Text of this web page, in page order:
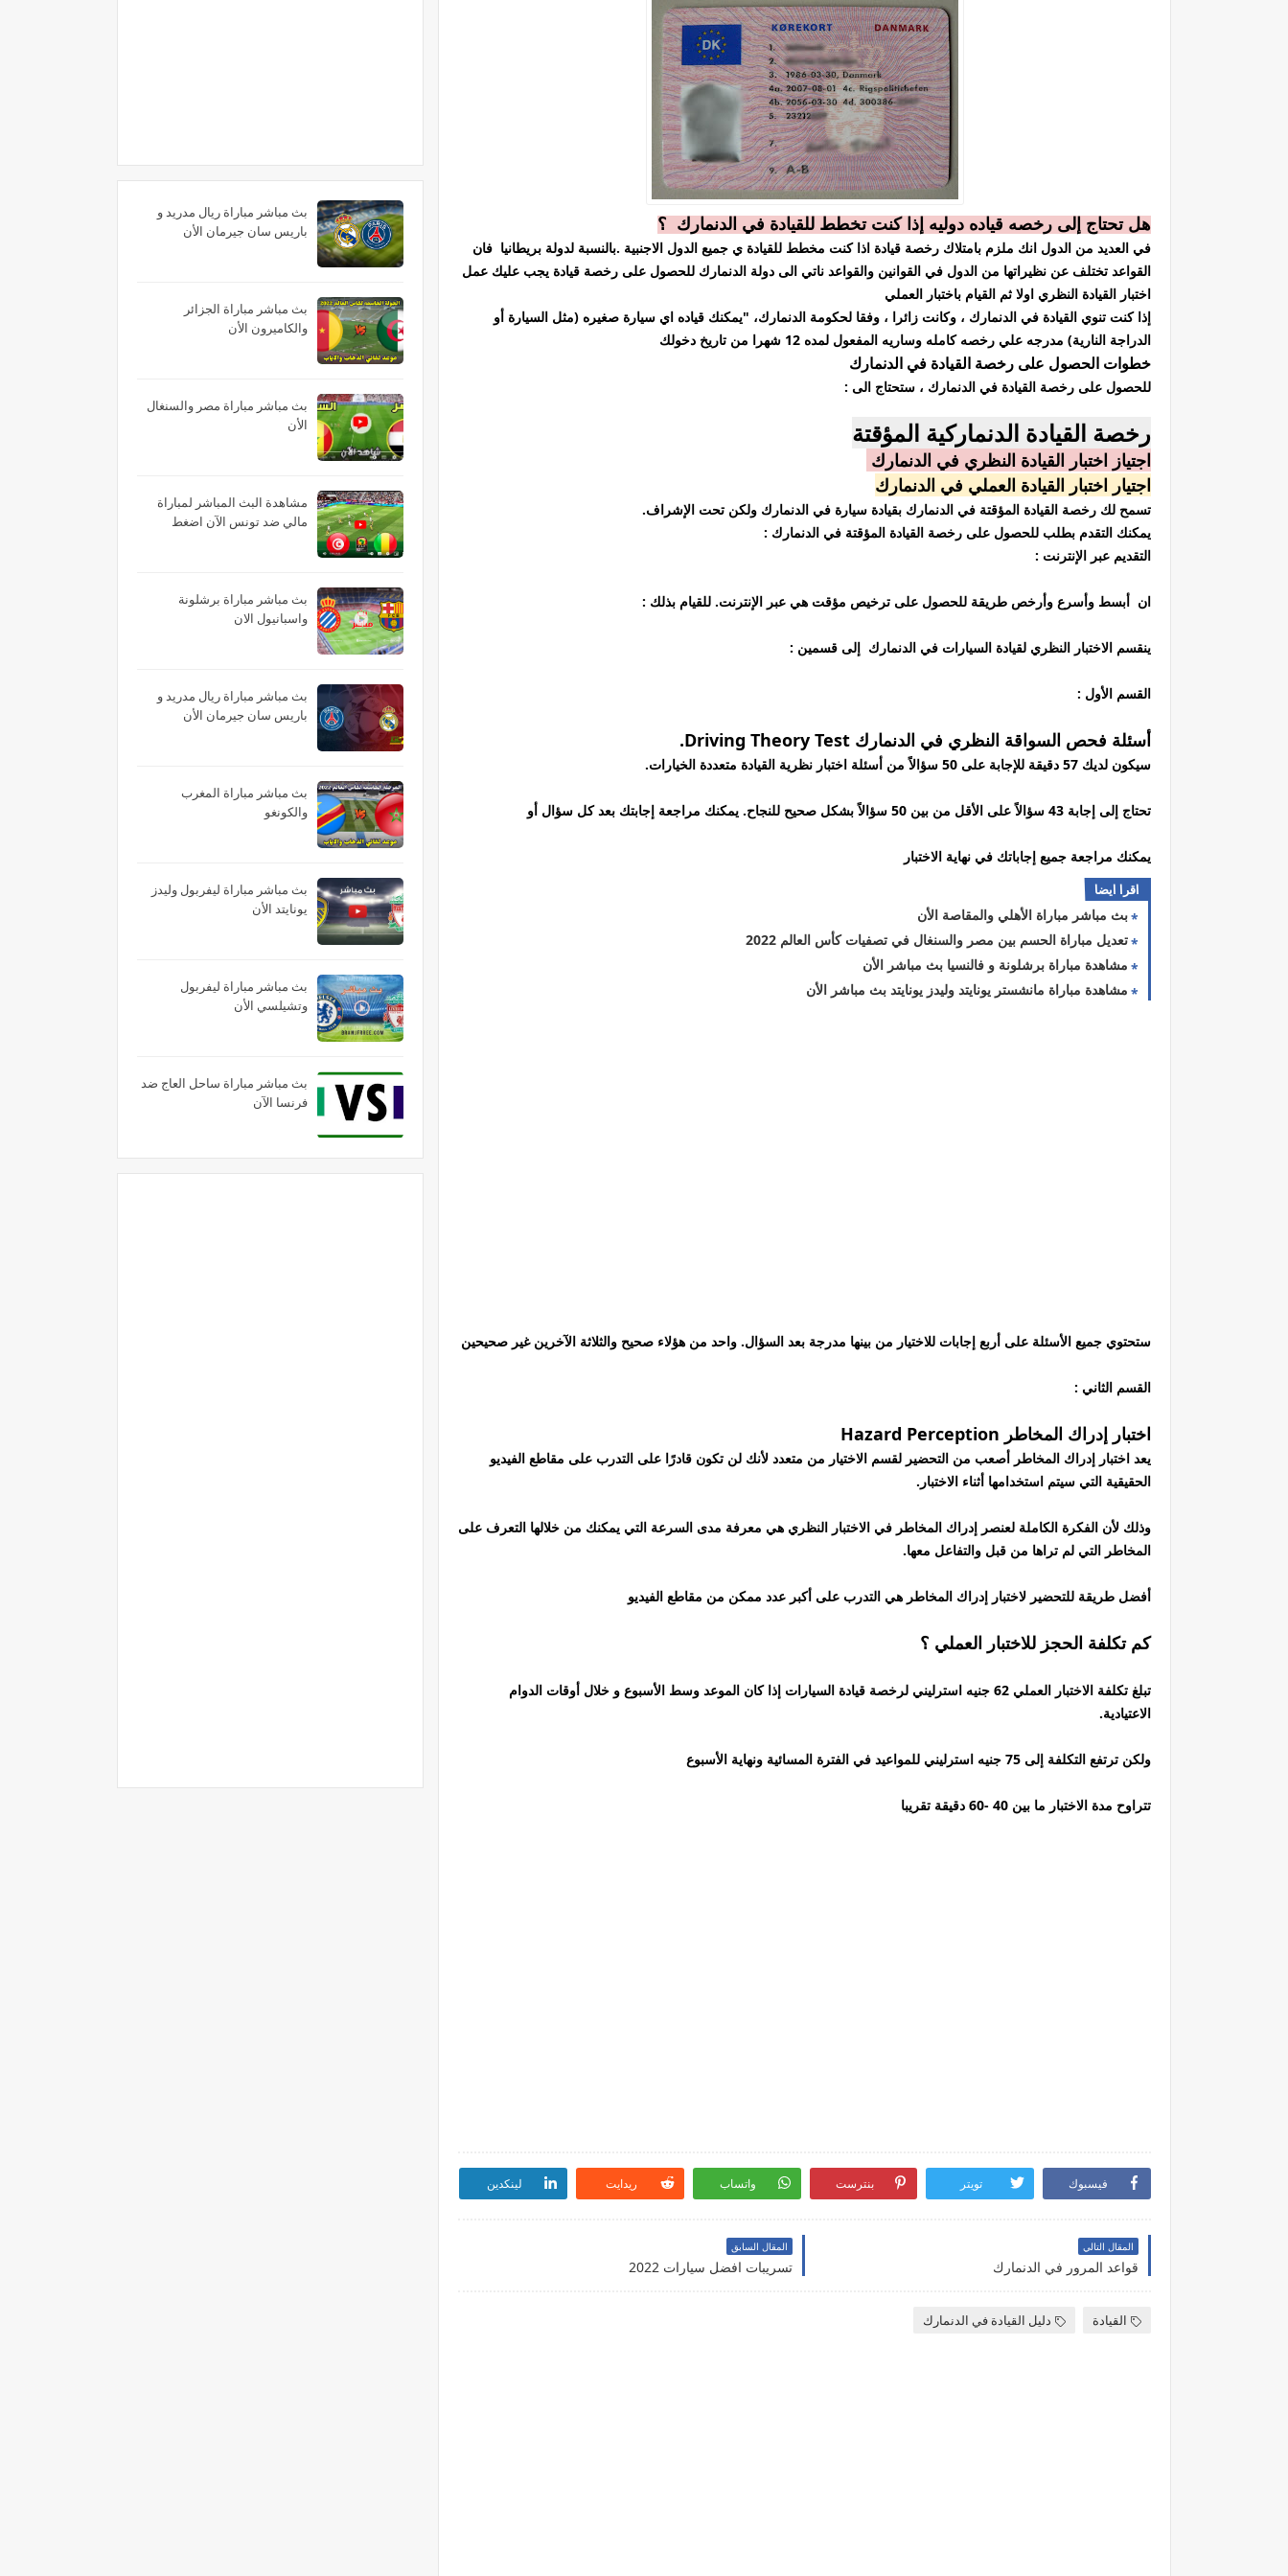
هل تحتاج إلى رخصه قياده دوليه إذا كنت تخطط للقيادة في الدنمارك ؟
في العديد من الدول انك ملزم بامتلاك رخصة قيادة اذا كنت مخطط للقيادة ي جميع الدول الاجنبية .بالنسبة لدولة بريطانيا فان
القواعد تختلف عن نظيراتها من الدول في القوانين والقواعد ناتي الى دولة الدنمارك للحصول على رخصة قيادة يجب عليك عمل
اختبار القيادة النظري اولا ثم القيام باختبار العملي
إذا كنت تنوي القيادة في الدنمارك ، وكانت زائرا ، وفقا لحكومة الدنمارك، "يمكنك قياده اي سيارة صغيره (مثل السيارة أو
الدراجة النارية) مدرجه علي رخصه كامله وساريه المفعول لمده 12 شهرا من تاريخ دخولك
خطوات الحصول على رخصة القيادة في الدنمارك
للحصول على رخصة القيادة في الدنمارك ، ستحتاج الى :
رخصة القيادة الدنماركية المؤقتة
اجتياز اختبار القيادة النظري في الدنمارك
اجتيار اختبار القيادة العملي في الدنمارك
تسمح لك رخصة القيادة المؤقتة في الدنمارك بقيادة سيارة في الدنمارك ولكن تحت الإشراف.
يمكنك التقدم بطلب للحصول على رخصة القيادة المؤقتة في الدنمارك :
التقديم عبر الإنترنت :
ان أبسط وأسرع وأرخص طريقة للحصول على ترخيص مؤقت هي عبر الإنترنت. للقيام بذلك :
ينقسم الاختبار النظري لقيادة السيارات في الدنمارك إلى قسمين :
القسم الأول :
أسئلة فحص السواقة النظري في الدنمارك Driving Theory Test.
سيكون لديك 57 دقيقة للإجابة على 50 سؤالاً من أسئلة اختبار نظرية القيادة متعددة الخيارات.
تحتاج إلى إجابة 43 سؤالاً على الأقل من بين 50 سؤالاً بشكل صحيح للنجاح. يمكنك مراجعة إجابتك بعد كل سؤال أو
يمكنك مراجعة جميع إجاباتك في نهاية الاختبار
اقرا ايضا
بث مباشر مباراة الأهلي والمقاصة الأن
تعديل مباراة الحسم بين مصر والسنغال في تصفيات كأس العالم 2022
مشاهدة مباراة برشلونة و فالنسيا بث مباشر الأن
مشاهدة مباراة مانشستر يونايتد وليدز يونايتد بث مباشر الأن
ستحتوي جميع الأسئلة على أربع إجابات للاختيار من بينها مدرجة بعد السؤال. واحد من هؤلاء صحيح والثلاثة الآخرين غير صحيحين
القسم الثاني :
اختبار إدراك المخاطر Hazard Perception
يعد اختبار إدراك المخاطر أصعب من التحضير لقسم الاختيار من متعدد لأنك لن تكون قادرًا على التدرب على مقاطع الفيديو
الحقيقية التي سيتم استخدامها أثناء الاختبار.
وذلك لأن الفكرة الكاملة لعنصر إدراك المخاطر في الاختبار النظري هي معرفة مدى السرعة التي يمكنك من خلالها التعرف على
المخاطر التي لم تراها من قبل والتفاعل معها.
أفضل طريقة للتحضير لاختبار إدراك المخاطر هي التدرب على أكبر عدد ممكن من مقاطع الفيديو
كم تكلفة الحجز للاختبار العملي ؟
تبلغ تكلفة الاختبار العملي 62 جنيه استرليني لرخصة قيادة السيارات إذا كان الموعد وسط الأسبوع و خلال أوقات الدوام
الاعتيادية.
ولكن ترتفع التكلفة إلى 75 جنيه استرليني للمواعيد في الفترة المسائية ونهاية الأسبوع
تتراوح مدة الاختبار ما بين 40 -60 دقيقة تقريبا
فيسبوك تويتر بنترست واتساب ريدايت لينكدين
المقال التالي
قواعد المرور في الدنمارك
المقال السابق
تسريبات افضل سيارات 2022
القيادة دليل القيادة في الدنمارك
بث مباشر مباراة ريال مدريد و
باريس سان جيرمان الأن
بث مباشر مباراة الجزائر
والكاميرون الأن
بث مباشر مباراة مصر والسنغال
الأن
مشاهدة البث المباشر لمباراة
مالي ضد تونس الآن اضغط
بث مباشر مباراة برشلونة
واسبانيول الان
بث مباشر مباراة ريال مدريد و
باريس سان جيرمان الأن
بث مباشر مباراة المغرب
والكونغو
بث مباشر مباراة ليفربول وليدز
يونايتد الأن
بث مباشر مباراة ليفربول
وتشيلسي الأن
بث مباشر مباراة ساحل العاج ضد
فرنسا الآن